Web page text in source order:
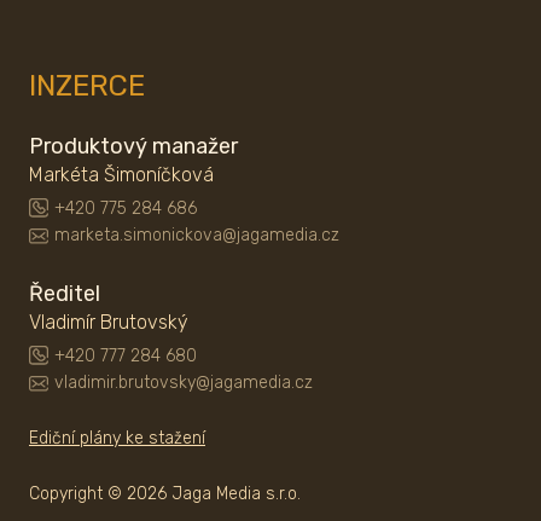
INZERCE
Produktový manažer
Markéta Šimoníčková
+420 775 284 686
marketa.simonickova@jagamedia.cz
Ředitel
Vladimír Brutovský
+420 777 284 680
vladimir.brutovsky@jagamedia.cz
Ediční plány ke stažení
Copyright © 2026 Jaga Media s.r.o.